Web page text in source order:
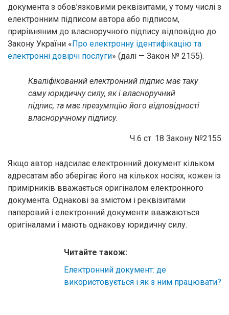
документа з обов’язковими реквізитами, у тому числі з
електронним підписом автора або підписом,
прирівняним до власноручного підпису відповідно до
Закону України «Про електронну ідентифікацію та
електронні довірчі послуги» (далі — Закон № 2155).
Кваліфікований електронний підпис має таку
саму юридичну силу, як і власноручний
підпис, та має презумпцію його відповідності
власноручному підпису.
Ч.6 ст. 18 Закону №2155
Якщо автор надсилає електронний документ кільком
адресатам або зберігає його на кількох носіях, кожен із
примірників вважається оригіналом електронного
документа. Однакові за змістом і реквізитами
паперовий і електронний документи вважаються
оригіналами і мають однакову юридичну силу.
Читайте також:
Електронний документ: де
використовується і як з ним працювати?